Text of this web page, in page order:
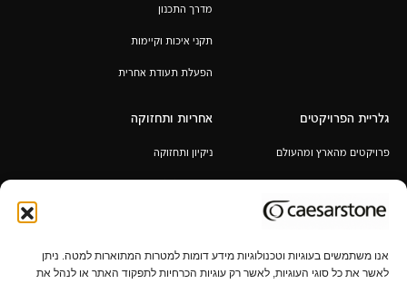
אנו משתמשים בעוגיות וטכנולוגיות מידע דומות למטרות המתוארות למטה. ניתן
לאשר את כל סוגי העוגיות, לאשר רק עוגיות הכרחיות לתפקוד האתר או לנהל את
מדרך התכנון
תקני איכות וקיימות
הפעלת תעודת אחרית
גלריית הפרויקטים
פרויקטים מהארץ ומהעולם
אחריות ותחזוקה
ניקיון ותחזוקה
אחריות לכל החיים